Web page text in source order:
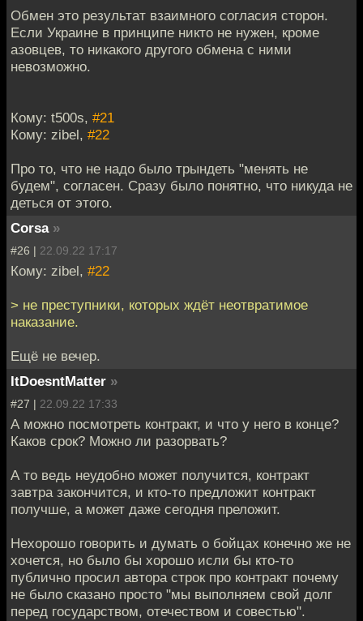
Обмен это результат взаимного согласия сторон.
Если Украине в принципе никто не нужен, кроме
азовцев, то никакого другого обмена с ними
невозможно.
Кому: t500s, #21
Кому: zibel, #22
Про то, что не надо было трындеть "менять не
будем", согласен. Сразу было понятно, что никуда не
деться от этого.
Corsa »
#26 | 22.09.22 17:17
Кому: zibel, #22
> не преступники, которых ждёт неотвратимое
наказание.
Ещё не вечер.
ItDoesntMatter »
#27 | 22.09.22 17:33
А можно посмотреть контракт, и что у него в конце?
Каков срок? Можно ли разорвать?
А то ведь неудобно может получится, контракт
завтра закончится, и кто-то предложит контракт
получше, а может даже сегодня преложит.
Нехорошо говорить и думать о бойцах конечно же не
хочется, но было бы хорошо исли бы кто-то
публично просил автора строк про контракт почему
не было сказано просто "мы выполняем свой долг
перед государством, отечеством и совестью".